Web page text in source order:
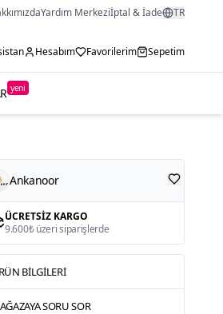
Yardım Merkeziİptal & İade TR
Hesabım Favorilerim Sepetim
yeni
Ankanoor
ÜCRETSIZ KARGO
9.600₺ üzeri siparişlerde
BILGILERI
SORU SOR